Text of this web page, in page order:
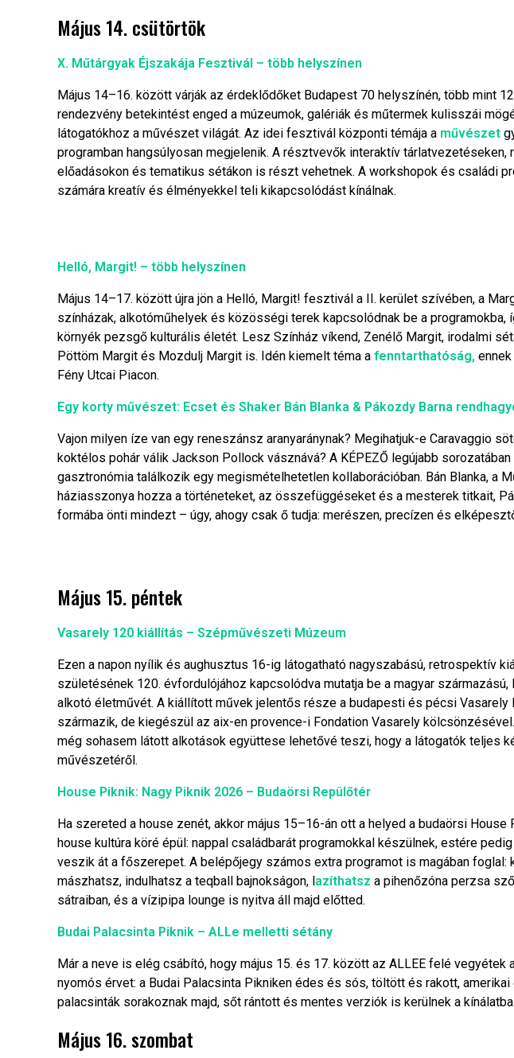
Május 14. csütörtök
X. Műtárgyak Éjszakája Fesztivál – több helyszínen
Május 14–16. között várják az érdeklődőket Budapest 70 helyszínén, több mint
rendezvény betekintést enged a múzeumok, galériák és műtermek kulisszái
látogatókhoz a művészet világát. Az idei fesztivál központi témája a művészet
programban hangsúlyosan megjelenik. A résztvevők interaktív tárlatvezetéseken,
előadásokon és tematikus sétákon is részt vehetnek. A workshopok és családi
számára kreatív és élményekkel teli kikapcsolódást kínálnak.
Helló, Margit! – több helyszínen
Május 14–17. között újra jön a Helló, Margit! fesztivál a II. kerület szívében, a
színházak, alkotóműhelyek és közösségi terek kapcsolódnak be a
környék pezsgő kulturális életét. Lesz Színház víkend, Zenélő Margit, irodalmi
Pöttöm Margit és Mozdulj Margit is. Idén kiemelt téma a fenntarthatóság,
Fény Utcai Piacon.
Egy korty művészet: Ecset és Shaker Bán Blanka & Pákozdy Barna
Vajon milyen íze van egy reneszánsz aranyaránynak? Megihatjuk-e Caravaggio
koktélos pohár válik Jackson Pollock vásznává? A KÉPEZŐ legújabb
gasztronómia találkozik egy megismételhetetlen kollaborációban. Bán Blanka, a
háziasszonya hozza a történeteket, az összefüggéseket és a mesterek titkait,
formába önti mindezt – úgy, ahogy csak ő tudja: merészen, precízen és
Május 15. péntek
Vasarely 120 kiállítás – Szépművészeti Múzeum
Ezen a napon nyílik és aughusztus 16-ig látogatható nagyszabású, retrospektív
születésének 120. évfordulójához kapcsolódva mutatja be a magyar
alkotó életművét. A kiállított művek jelentős része a budapesti és pécsi Vasarely
származik, de kiegészül az aix-en provence-i Fondation Vasarely
még sohasem látott alkotások együttese lehetővé teszi, hogy a látogatók teljes
művészetéről.
House Piknik: Nagy Piknik 2026 – Budaörsi Repülőtér
Ha szereted a house zenét, akkor május 15–16-án ott a helyed a budaörsi
house kultúra köré épül: nappal családbarát programokkal készülnek, estére
veszik át a főszerepet. A belépőjegy számos extra programot is magában foglal:
mászhatsz, indulhatsz a teqball bajnokságon, l azíthatsz a pihenőzóna perzsa
sátraiban, és a vízipipa lounge is nyitva áll majd előtted.
Budai Palacsinta Piknik – ALLe melletti sétány
Már a neve is elég csábító, hogy május 15. és 17. között az ALLEE felé vegyétek
nyomós érvet: a Budai Palacsinta Pikniken édes és sós, töltött és rakott,
palacsinták sorakoznak majd, sőt rántott és mentes verziók is kerülnek a kínálatba.
Május 16. szombat